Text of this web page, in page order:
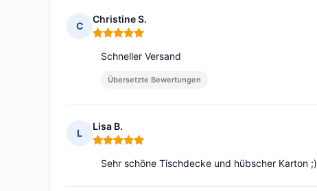
C
Christine S.
Hinweis: 5 von 5
Schneller Versand
Übersetzte Bewertungen
L
Lisa B.
Hinweis: 5 von 5
Sehr schöne Tischdecke und hübscher Karton ;)